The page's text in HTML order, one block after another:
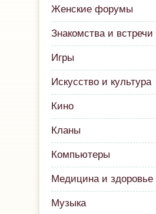
Женские форумы
Знакомства и встречи
Игры
Искусство и культура
Кино
Кланы
Компьютеры
Медицина и здоровье
Музыка